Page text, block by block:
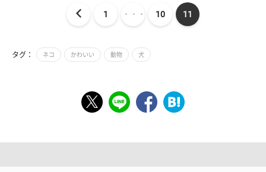
1 ・・・ 10 11
タグ： ネコ かわいい 動物 犬